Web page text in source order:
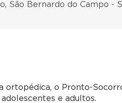
São Bernardo do Campo -
ortopédica, o Pronto-
e adultos.